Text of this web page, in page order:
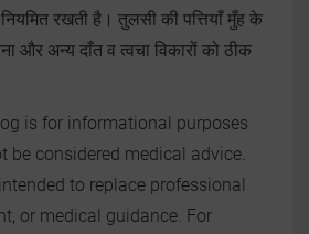
रखती है। तुलसी की पत्तियाँ मुँह के
अन्य दाँत व त्वचा विकारों को ठीक
is for informational purposes
be considered medical advice.
to replace professional
or medical guidance. For